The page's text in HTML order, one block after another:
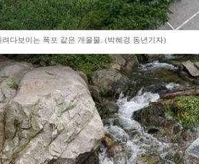
다보이는 폭포 같은 개울물. (박혜경 동년기자)